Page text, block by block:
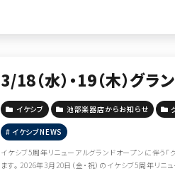
3/18（水）・19（木）グ
イケシブ 池部楽器店からお知らせ
イケシブNEWS
イケシブ5周年リニューアルグランドオープンに伴う
ます。 2026年3月20日（金・祝）のイケシブ5周年リニ